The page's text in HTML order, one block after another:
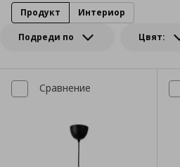
Подреди по Цвят:
Продукт Интериор
Сравнение